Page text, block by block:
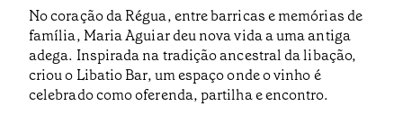
No coração da Régua, entre barricas e memórias de
família, Maria Aguiar deu nova vida a uma antiga
adega. Inspirada na tradição ancestral da libação,
criou o Libatio Bar, um espaço onde o vinho é
celebrado como oferenda, partilha e encontro.